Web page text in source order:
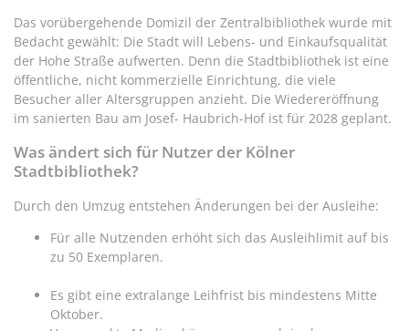
Das vorübergehende Domizil der Zentralbibliothek wurde mit
Bedacht gewählt: Die Stadt will Lebens- und Einkaufsqualität
der Hohe Straße aufwerten. Denn die Stadtbibliothek ist eine
öffentliche, nicht kommerzielle Einrichtung, die viele
Besucher aller Altersgruppen anzieht. Die Wiedereröffnung
im sanierten Bau am Josef- Haubrich-Hof ist für 2028 geplant.
Was ändert sich für Nutzer der Kölner
Stadtbibliothek?
Durch den Umzug entstehen Änderungen bei der Ausleihe:
Für alle Nutzenden erhöht sich das Ausleihlimit auf bis
zu 50 Exemplaren.
Es gibt eine extralange Leihfrist bis mindestens Mitte
Oktober.